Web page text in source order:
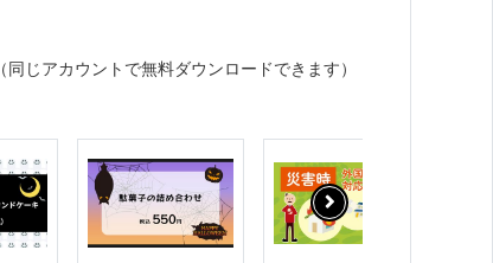
（同じアカウントで無料ダウンロードできます）